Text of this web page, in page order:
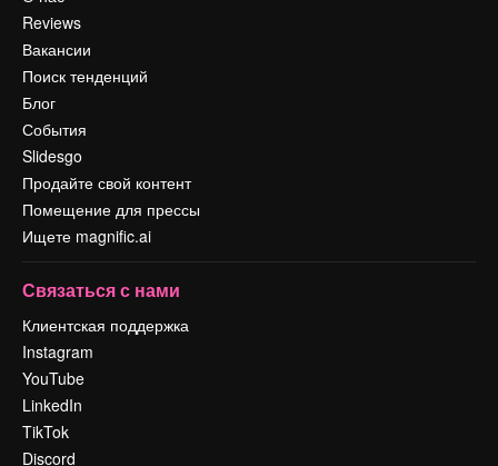
Reviews
Вакансии
Поиск тенденций
Блог
События
Slidesgo
Продайте свой контент
Помещение для прессы
Ищете magnific.ai
Связаться с нами
Клиентская поддержка
Instagram
YouTube
LinkedIn
TikTok
Discord